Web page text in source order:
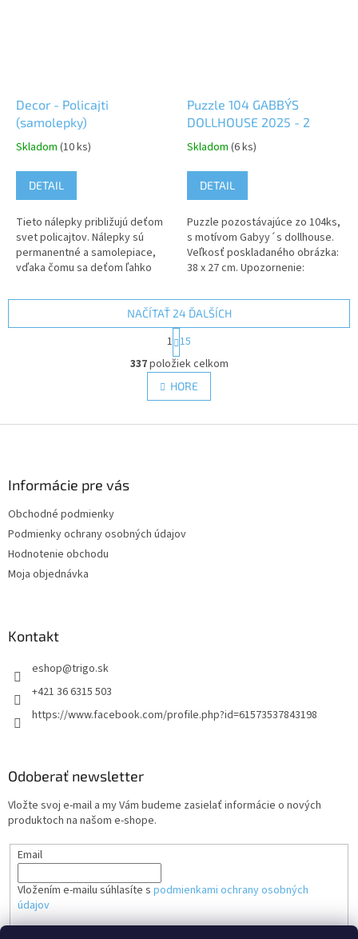
Decor - Policajti
(samolepky)
Skladom (10 ks)
DETAIL
Tieto nálepky približujú deťom
svet policajtov. Nálepky sú
permanentné a samolepiace,
vďaka čomu sa deťom ľahko
hárky samolepiek = každý
Puzzle 104 GABBY´S
DOLLHOUSE 2025 - 2
Skladom (6 ks)
DETAIL
Puzzle pozostávajúce zo 104ks,
s motívom Gabyy´s dollhouse.
Veľkosť poskladaného obrázka:
38 x 27 cm. Upozornenie:
Obsahuje malé časti, hrozí...
O
v
l
á
k
NAČÍTAŤ 24 ĎALŠÍCH
S
t
r
á
n
k
v
1 15
337položiek celkom
HORE
Informácie pre vás
Obchodné podmienky
Podmienky ochrany osobných údajov
Hodnotenie obchodu
Moja objednávka
Kontakt
eshop@trigo.sk
+421 36 6315 503
https://www.facebook.com/profile.php?id=61573537843198
Odoberať newsletter
Vložte svoj e-mail a my Vám budeme zasielať informácie o nových
produktoch na našom e-shope.
Email
Vložením e-mailu súhlasíte s podmienkami ochrany osobných
údajov